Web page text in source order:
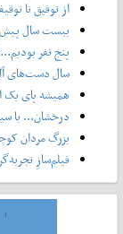
از توفیق تا
بیست سال پیش
پنج نفر بودیم...*
سال دست‌های
همیشه پای یک
درخشان... با
بزرگ مردان
فیلم‌سازِ